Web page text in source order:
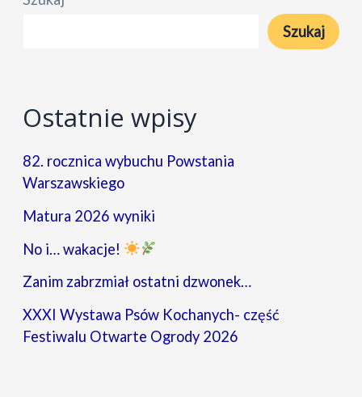
Gminy
Profesora
Pokropka
(post
mortem)
Szukaj
Ostatnie wpisy
82. rocznica wybuchu Powstania
Warszawskiego
Matura 2026 wyniki
No i… wakacje!
Zanim zabrzmiał ostatni dzwonek…
XXXI Wystawa Psów Kochanych- część
Festiwalu Otwarte Ogrody 2026